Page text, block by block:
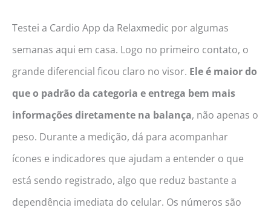
Testei a Cardio App da Relaxmedic por algumas
semanas aqui em casa. Logo no primeiro contato, o
grande diferencial ficou claro no visor. Ele é maior do
que o padrão da categoria e entrega bem mais
informações diretamente na balança, não apenas o
peso. Durante a medição, dá para acompanhar
ícones e indicadores que ajudam a entender o que
está sendo registrado, algo que reduz bastante a
dependência imediata do celular. Os números são